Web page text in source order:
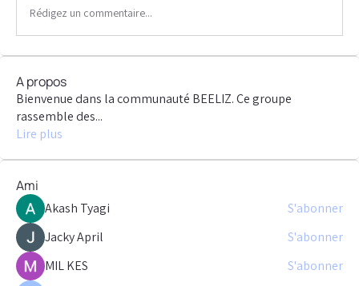
Rédigez un commentaire...
A propos
Bienvenue dans la communauté BEELIZ. Ce groupe
rassemble des...
Lire plus
Ami
Akash Tyagi
S'abonner
Jacky April
S'abonner
MIL KES
S'abonner